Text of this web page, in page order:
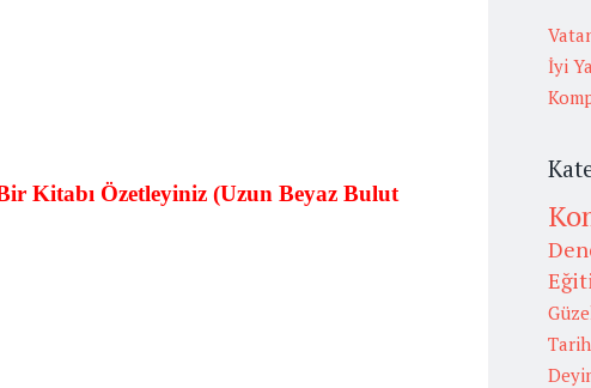
Kitabı Özetleyiniz (Uzun Beyaz Bulut
İyi
Tarih